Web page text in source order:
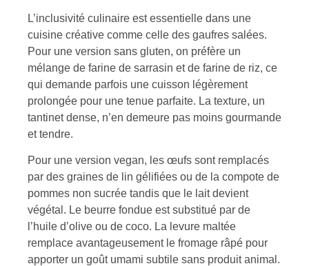
L’inclusivité culinaire est essentielle dans une
cuisine créative comme celle des gaufres salées.
Pour une version sans gluten, on préfère un
mélange de farine de sarrasin et de farine de riz, ce
qui demande parfois une cuisson légèrement
prolongée pour une tenue parfaite. La texture, un
tantinet dense, n’en demeure pas moins gourmande
et tendre.
Pour une version vegan, les œufs sont remplacés
par des graines de lin gélifiées ou de la compote de
pommes non sucrée tandis que le lait devient
végétal. Le beurre fondue est substitué par de
l’huile d’olive ou de coco. La levure maltée
remplace avantageusement le fromage râpé pour
apporter un goût umami subtile sans produit animal.